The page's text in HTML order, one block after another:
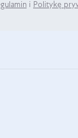
i Politykę